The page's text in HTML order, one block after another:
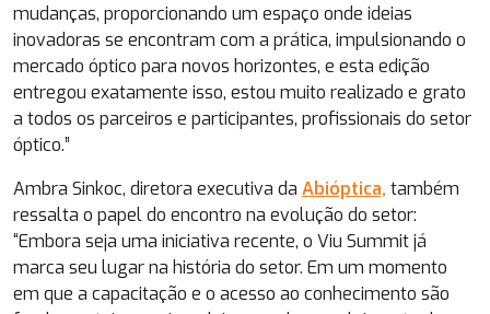
mudanças, proporcionando um espaço onde ideias
inovadoras se encontram com a prática, impulsionando o
mercado óptico para novos horizontes, e esta edição
entregou exatamente isso, estou muito realizado e grato
a todos os parceiros e participantes, profissionais do setor
óptico.”
Ambra Sinkoc, diretora executiva da Abióptica, também
ressalta o papel do encontro na evolução do setor:
“Embora seja uma iniciativa recente, o Viu Summit já
marca seu lugar na história do setor. Em um momento
em que a capacitação e o acesso ao conhecimento são